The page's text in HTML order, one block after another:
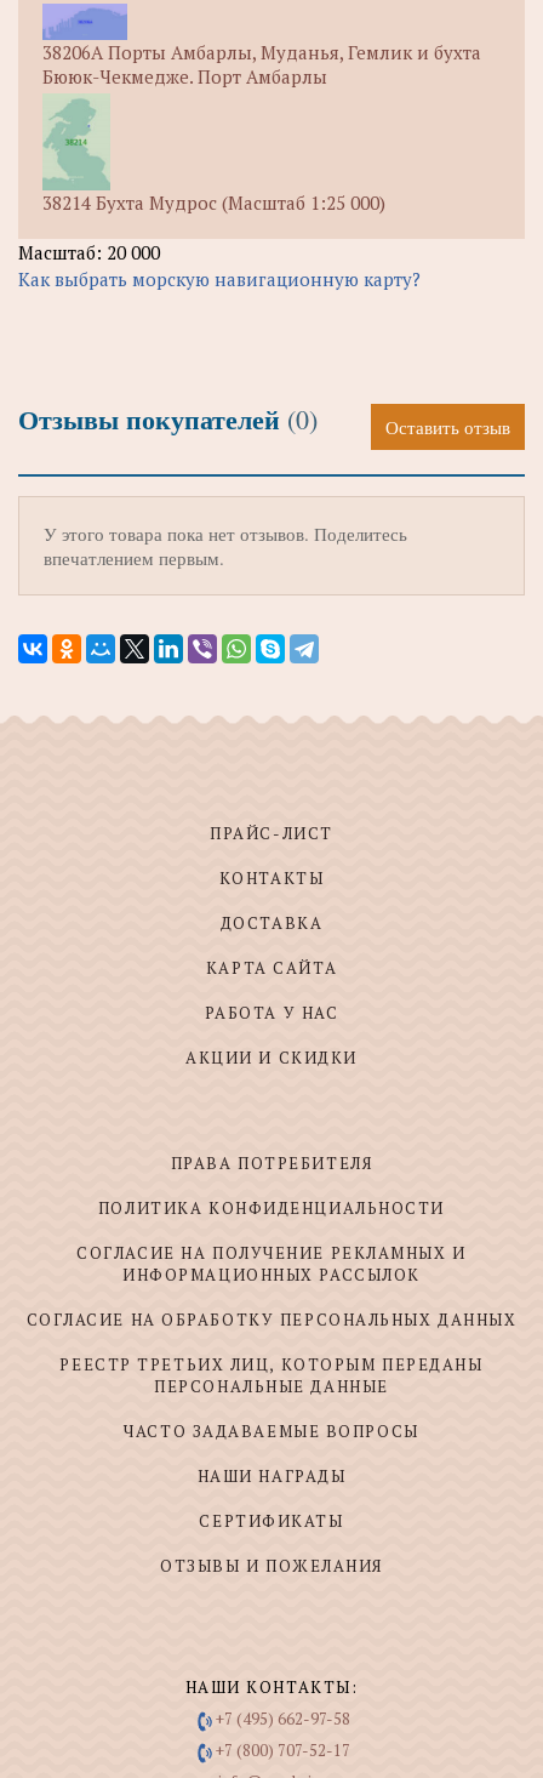
38206А Порты Амбарлы, Муданья, Гемлик и бухта
Бююк-Чекмедже. Порт Амбарлы
38214 Бухта Мудрос (Масштаб 1:25 000)
Масштаб: 20 000
Как выбрать морскую навигационную карту?
Отзывы покупателей (0) Оставить отзыв
У этого товара пока нет отзывов. Поделитесь
впечатлением первым.
ПРАЙС-ЛИСТ
КОНТАКТЫ
ДОСТАВКА
КАРТА САЙТА
РАБОТА У НАС
АКЦИИ И СКИДКИ
ПРАВА ПОТРЕБИТЕЛЯ
ПОЛИТИКА КОНФИДЕНЦИАЛЬНОСТИ
СОГЛАСИЕ НА ПОЛУЧЕНИЕ РЕКЛАМНЫХ И
ИНФОРМАЦИОННЫХ РАССЫЛОК
СОГЛАСИЕ НА ОБРАБОТКУ ПЕРСОНАЛЬНЫХ ДАННЫХ
РЕЕСТР ТРЕТЬИХ ЛИЦ, КОТОРЫМ ПЕРЕДАНЫ
ПЕРСОНАЛЬНЫЕ ДАННЫЕ
ЧАСТО ЗАДАВАЕМЫЕ ВОПРОСЫ
НАШИ НАГРАДЫ
СЕРТИФИКАТЫ
ОТЗЫВЫ И ПОЖЕЛАНИЯ
НАШИ КОНТАКТЫ:
+7 (495) 662-97-58
+7 (800) 707-52-17